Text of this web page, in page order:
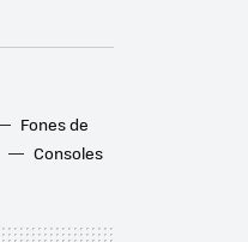
Fones de
Consoles